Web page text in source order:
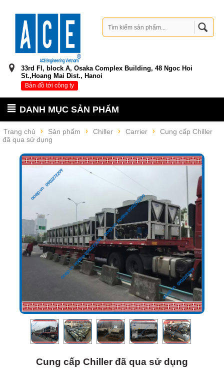
33rd Fl, block A, Osaka Complex Building, 48 Ngoc Hoi
St.,Hoang Mai Dist., Hanoi
Bản đồ tới công ty
DANH MỤC SẢN PHẨM
Trang chủ Sản phẩm Chiller Carrier
Cung cấp Chiller
đã qua sử dụng
Cung cấp Chiller đã qua sử dụng